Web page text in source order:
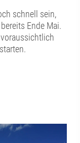
schnell sein,
Ende Mai.